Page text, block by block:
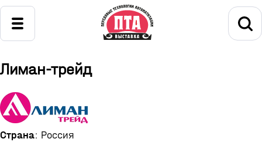
Лиман-трейд
Страна: Россия